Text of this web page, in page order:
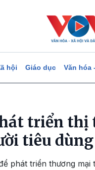
hội Giáo dục Văn hóa
triển thị
tiêu dùng
phát triển thương